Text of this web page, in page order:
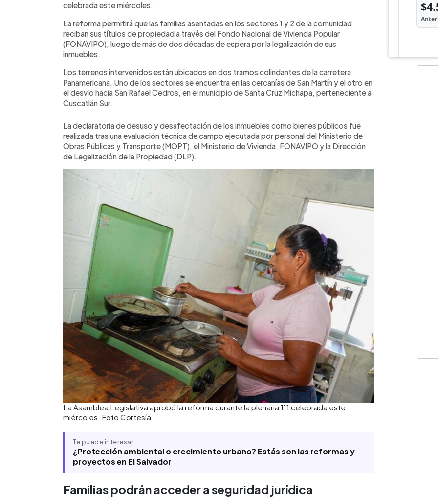
celebrada este miércoles.
La reforma permitirá que las familias asentadas en los sectores 1 y 2 de la comunidad
reciban sus títulos de propiedad a través del Fondo Nacional de Vivienda Popular
(FONAVIPO), luego de más de dos décadas de espera por la legalización de sus
inmuebles.
Los terrenos intervenidos están ubicados en dos tramos colindantes de la carretera
Panamericana. Uno de los sectores se encuentra en las cercanías de San Martín y el otro en
el desvío hacia San Rafael Cedros, en el municipio de Santa Cruz Michapa, perteneciente a
Cuscatlán Sur.
La declaratoria de desuso y desafectación de los inmuebles como bienes públicos fue
realizada tras una evaluación técnica de campo ejecutada por personal del Ministerio de
Obras Públicas y Transporte (MOPT), el Ministerio de Vivienda, FONAVIPO y la Dirección
de Legalización de la Propiedad (DLP).
La Asamblea Legislativa aprobó la reforma durante la plenaria 111 celebrada este
miércoles. Foto Cortesía
Te puede interesar:
¿Protección ambiental o crecimiento urbano? Estás son las reformas y
proyectos en El Salvador
Familias podrán acceder a seguridad jurídica